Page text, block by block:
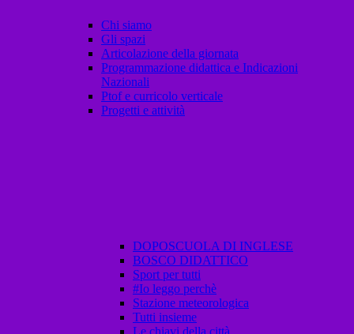
Chi siamo
Gli spazi
Articolazione della giornata
Programmazione didattica e Indicazioni
Nazionali
Ptof e curricolo verticale
Progetti e attività
DOPOSCUOLA DI INGLESE
BOSCO DIDATTICO
Sport per tutti
#Io leggo perchè
Stazione meteorologica
Tutti insieme